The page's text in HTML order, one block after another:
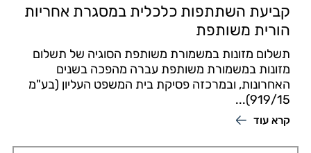
קביעת השתתפות כלכלית במסגרת אחריות
הורית משותפת
תשלום מזונות במשמורת משותפת הסוגיה של תשלום
מזונות במשמורת משותפת עברה מהפכה בשנים
האחרונות, ובמרכזה פסיקת בית המשפט העליון (בע"מ
919/15)...
קרא עוד